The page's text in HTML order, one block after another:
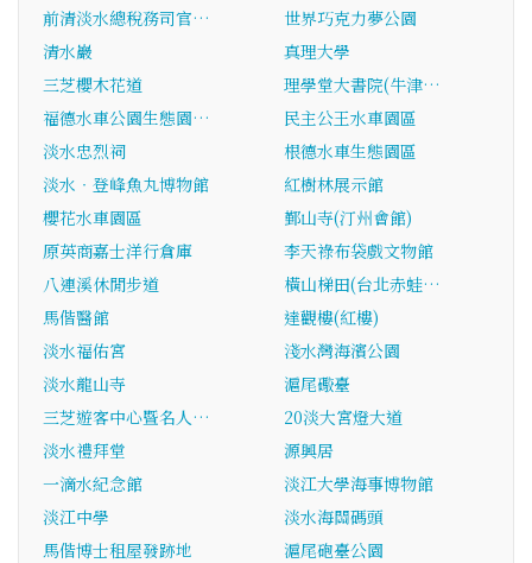
前清淡水總稅務司官…
世界巧克力夢公園
清水巖
真理大學
三芝櫻木花道
理學堂大書院(牛津…
福德水車公園生態園…
民主公王水車園區
淡水忠烈祠
根德水車生態園區
淡水‧登峰魚丸博物館
紅樹林展示館
櫻花水車園區
鄞山寺(汀州會館)
原英商嘉士洋行倉庫
李天祿布袋戲文物館
八連溪休閒步道
橫山梯田(台北赤蛙…
馬偕醫館
達觀樓(紅樓)
淡水福佑宮
淺水灣海濱公園
淡水龍山寺
滬尾礮臺
三芝遊客中心暨名人…
20淡大宮燈大道
淡水禮拜堂
源興居
一滴水紀念館
淡江大學海事博物館
淡江中學
淡水海關碼頭
馬偕博士租屋發跡地
滬尾砲臺公園